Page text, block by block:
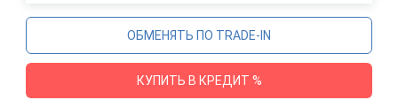
КУПИТЬ В КРЕДИТ %
ОБМЕНЯТЬ ПО TRADE-IN